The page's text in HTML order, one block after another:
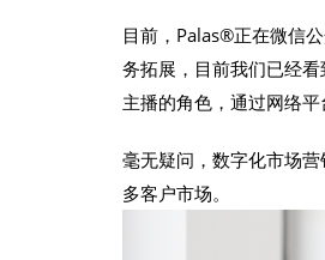
目前，Palas®正在微信
务拓展，目前我们已经
主播的角色，通过网络平
毫无疑问，数字化市场
多客户市场。